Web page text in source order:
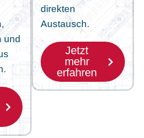
und
direkten
Austausch.
Jetzt
mehr
erfahren